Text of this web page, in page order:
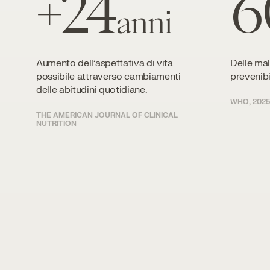
+24anni
Aumento dell’aspettativa di vita
possibile attraverso cambiamenti
delle abitudini quotidiane.
THE AMERICAN JOURNAL OF CLINICAL
NUTRITION
Delle
WHO, 2025